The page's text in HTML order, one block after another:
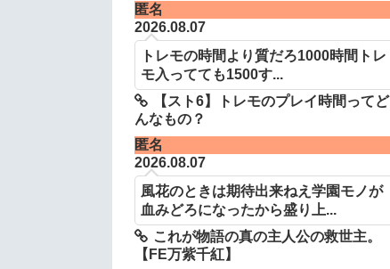
匿名
2026.08.07
トレモの時間より質だろ1000時間トレ
モ入ってても1500す...
【スト6】トレモのプレイ時間ってど
んなもの？
匿名
2026.08.07
風花のときは期待出来ねえ学園モノが
血みどろになったから盛り上...
これが物語の真の主人公の救世主。
【FE万紫千紅】